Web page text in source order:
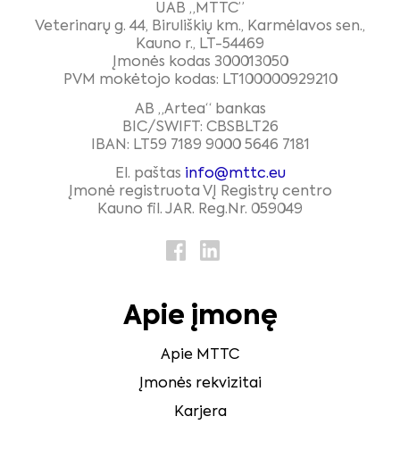
UAB „MTTC”
Veterinarų g. 44, Biruliškių km., Karmėlavos sen.,
Kauno r., LT-54469
Įmonės kodas 300013050
PVM mokėtojo kodas: LT100000929210
AB „Artea“ bankas
BIC/SWIFT: CBSBLT26
IBAN: LT59 7189 9000 5646 7181
El. paštas info@mttc.eu
Įmonė registruota VĮ Registrų centro
Kauno fil. JAR. Reg.Nr. 059049
Apie įmonę
Apie MTTC
Įmonės rekvizitai
Karjera